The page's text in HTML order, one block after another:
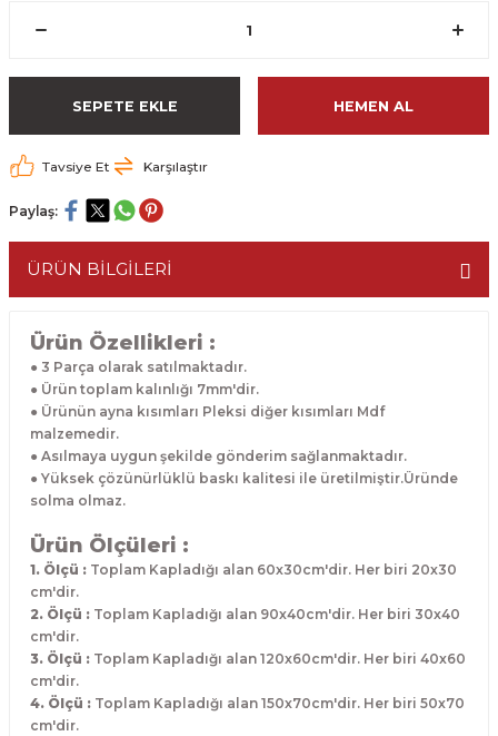
SEPETE EKLE HEMEN AL
Tavsiye Et Karşılaştır
Paylaş:
ÜRÜN BİLGİLERİ
Ürün Özellikleri :
● 3 Parça olarak satılmaktadır.
● Ürün toplam kalınlığı 7mm'dir.
● Ürünün ayna kısımları Pleksi diğer kısımları Mdf
malzemedir.
● Asılmaya uygun şekilde gönderim sağlanmaktadır.
● Yüksek çözünürlüklü baskı kalitesi ile üretilmiştir.Üründe
solma olmaz.
Ürün Ölçüleri :
1. Ölçü : Toplam Kapladığı alan 60x30cm'dir. Her biri 20x30
cm'dir.
2. Ölçü : Toplam Kapladığı alan 90x40cm'dir. Her biri 30x40
cm'dir.
3. Ölçü : Toplam Kapladığı alan 120x60cm'dir. Her biri 40x60
cm'dir.
4. Ölçü : Toplam Kapladığı alan 150x70cm'dir. Her biri 50x70
cm'dir.